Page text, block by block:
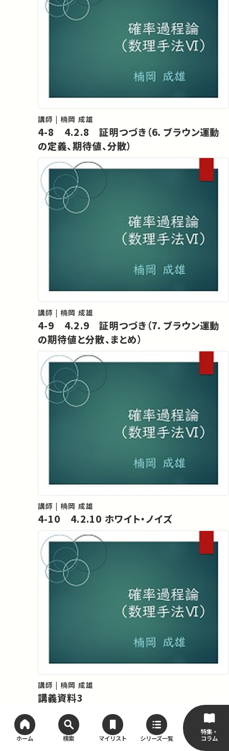
ホーム 検索 マイリスト シリーズ一覧
特集・
コラム
講師 | 楠岡 成雄
4-8 4.2.8 証明つづき（6．ブラウン運動
の定義、期待値、分散）
講師 | 楠岡 成雄
4-9 4.2.9 証明つづき（7．ブラウン運動
の期待値と分散、まとめ）
講師 | 楠岡 成雄
4-10 4.2.10 ホワイト・ノイズ
講師 | 楠岡 成雄
講義資料3